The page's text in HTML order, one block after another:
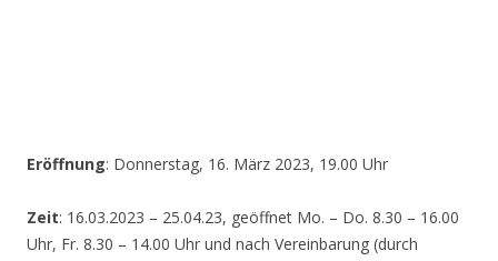
Eröffnung: Donnerstag, 16. März 2023, 19.00 Uhr
Zeit: 16.03.2023 – 25.04.23, geöffnet Mo. – Do. 8.30 – 16.00
Uhr, Fr. 8.30 – 14.00 Uhr und nach Vereinbarung (durch